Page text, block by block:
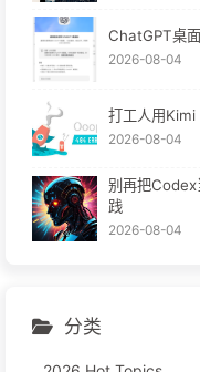
ChatGPT桌
2026-08-04
打工人用Kimi
2026-08-04
别再把Codex
践
2026-08-04
分类